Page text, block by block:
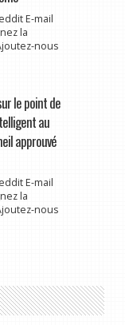
E-mail
la
nous
le point de
au
approuvé
E-mail
la
nous